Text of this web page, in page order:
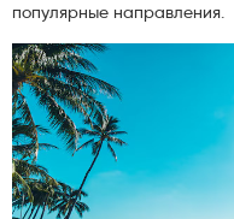
популярные направления.